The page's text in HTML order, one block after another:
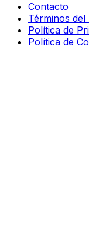
Contacto
Términos del
Política de
Política de